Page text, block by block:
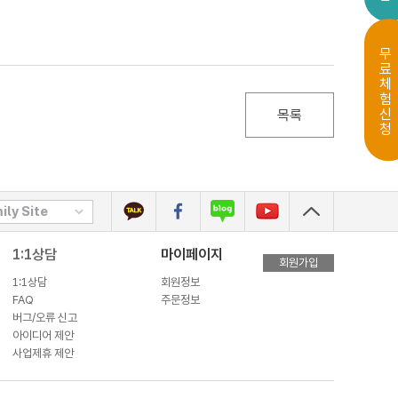
목록
Site
1:1상담
1:1상담
FAQ
버그/오류 신고
아이디어 제안
사업제휴 제안
마이페이지
회원정보
주문정보
회원가입
무료체험신청